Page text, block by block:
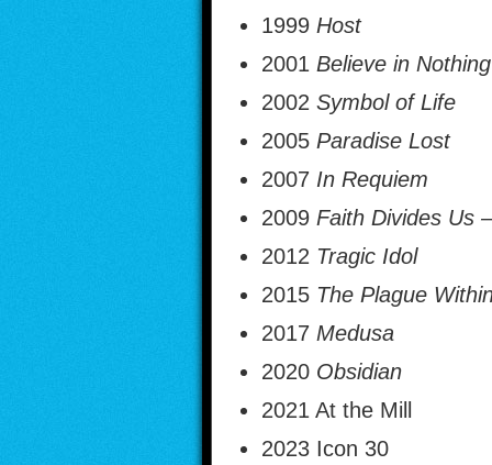
1999 Host
2001 Believe in Nothing
2002 Symbol of Life
2005 Paradise Lost
2007 In Requiem
2009 Faith Divides Us
2012 Tragic Idol
2015 The Plague
2017 Medusa
2020 Obsidian
2021 At the Mill
2023 Icon 30